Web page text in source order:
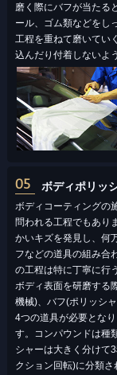
磨く際にバフが当たる
ール、ゴム類などをし
⼯程を重ねて磨いてい
込んだり付着しないよ
05 ボディポリッ
ボディコーティングの
問われる工程でもあり
かいキズを発見し、何
フなどの道具の組み合
の工程は特に丁寧に行
ボディ表面を研磨する
機械)、バフ(ポリッシ
4つの道具が必要とな
す。コンパウンドは種
シャーは大きく分けて
クション回転)に分類